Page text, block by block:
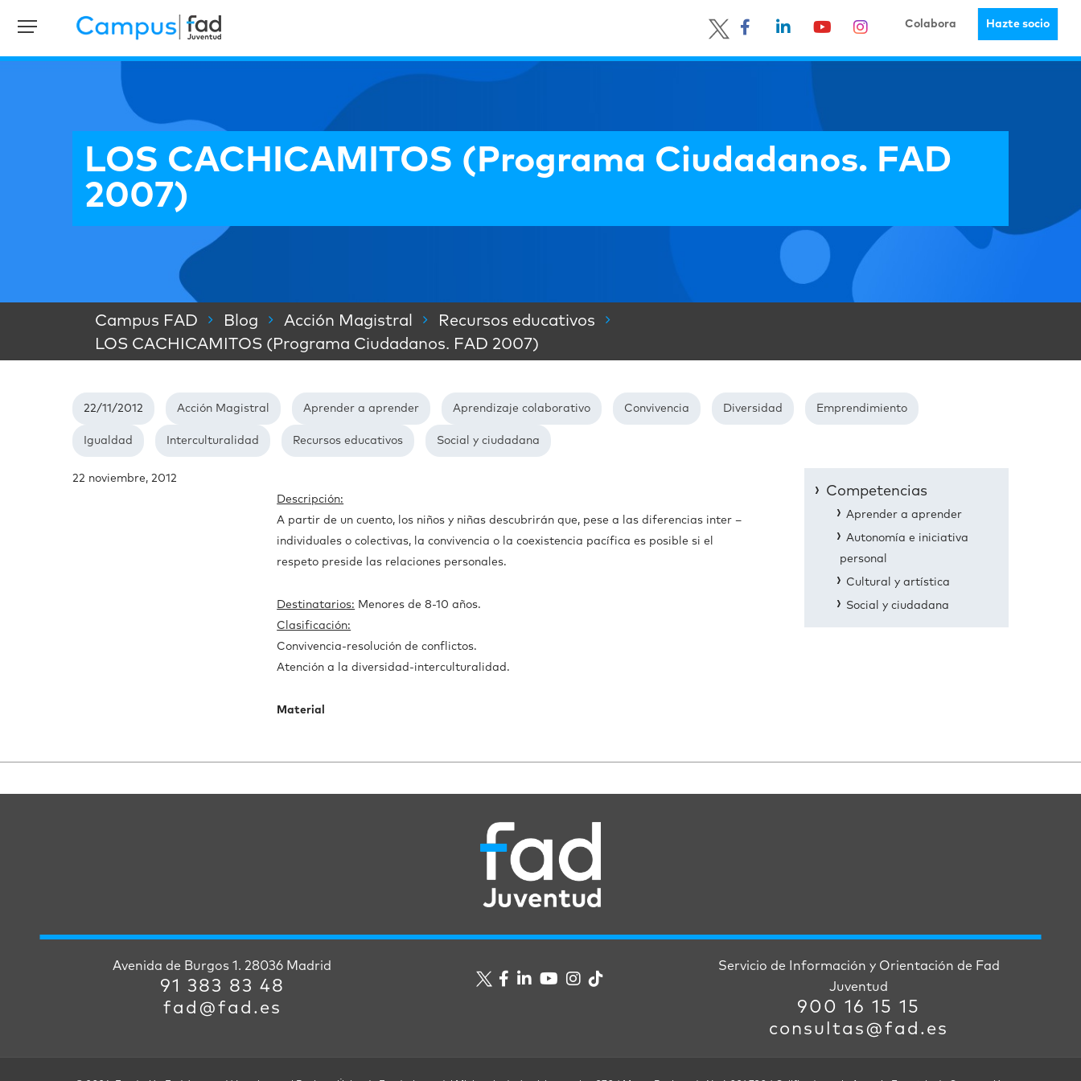
Colabora Hazte socio
LOS CACHICAMITOS (Programa Ciudadanos. FAD
2007)
Campus FAD Blog Acción Magistral
Recursos educativos
LOS CACHICAMITOS (Programa Ciudadanos. FAD 2007)
22/11/2012 Acción Magistral Aprender a aprender Aprendizaje colaborativo Convivencia Diversidad Emprendimiento
Igualdad Interculturalidad Recursos educativos Social y ciudadana
22 noviembre, 2012
Descripción:
A partir de un cuento, los niños y niñas descubrirán que, pese a las diferencias inter –
individuales o colectivas, la convivencia o la coexistencia pacífica es posible si el
respeto preside las relaciones personales.
Destinatarios: Menores de 8-10 años.
Clasificación:
Convivencia-resolución de conflictos.
Atención a la diversidad-interculturalidad.
Material
Competencias
Aprender a aprender
Autonomía e iniciativa
personal
Cultural y artística
Social y ciudadana
Avenida de Burgos 1. 28036 Madrid
91 383 83 48
fad@fad.es
Servicio de Información y Orientación de Fad
Juventud
900 16 15 15
consultas@fad.es